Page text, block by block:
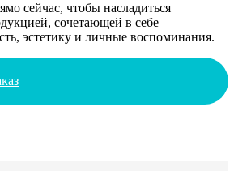
сейчас, чтобы насладиться
сочетающей в себе
эстетику и личные воспоминания.